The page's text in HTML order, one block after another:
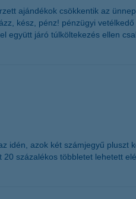
ajándékok csökkentik az
kész, pénz! pénzügyi
együtt járó túlköltekezés ellen
idén, azok két számjegyű pluszt
százalékos többletet lehetett